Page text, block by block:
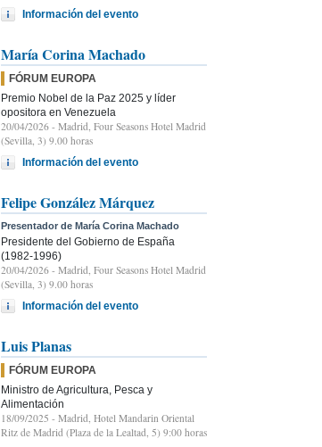
Información del evento
María Corina Machado
FÓRUM EUROPA
Premio Nobel de la Paz 2025 y líder
opositora en Venezuela
20/04/2026 - Madrid, Four Seasons Hotel Madrid
(Sevilla, 3) 9.00 horas
Información del evento
Felipe González Márquez
Presentador de María Corina Machado
Presidente del Gobierno de España
(1982-1996)
20/04/2026 - Madrid, Four Seasons Hotel Madrid
(Sevilla, 3) 9.00 horas
Información del evento
Luis Planas
FÓRUM EUROPA
Ministro de Agricultura, Pesca y
Alimentación
18/09/2025 - Madrid, Hotel Mandarin Oriental
Ritz de Madrid (Plaza de la Lealtad, 5) 9:00 horas